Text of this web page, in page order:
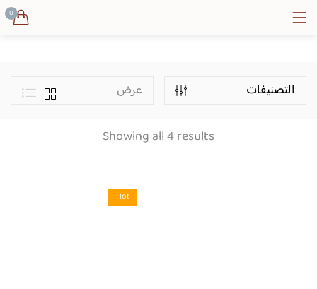
0
Price
Showing all 4 results
التصنيفات عرض
Hot